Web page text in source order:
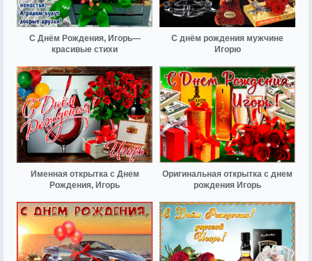
С Днём Рождения, Игорь—
красивые стихи
С днём рождения мужчине
Игорю
Именная открытка с Днем
Рождения, Игорь
Оригинальная открытка с днем
рождения Игорь